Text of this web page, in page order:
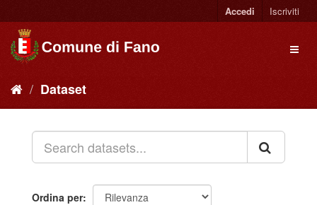
Accedi Iscriviti
Dataset
Ordina per